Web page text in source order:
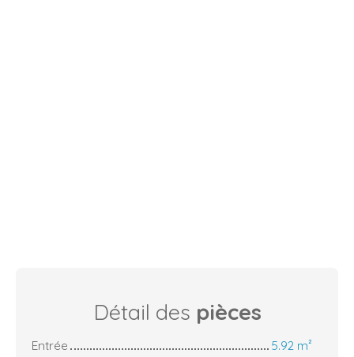
Détail des pièces
Entrée
5.92 m²